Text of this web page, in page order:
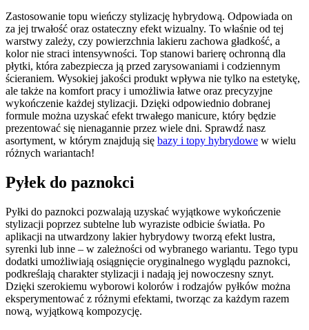
Zastosowanie topu wieńczy stylizację hybrydową. Odpowiada on
za jej trwałość oraz ostateczny efekt wizualny. To właśnie od tej
warstwy zależy, czy powierzchnia lakieru zachowa gładkość, a
kolor nie straci intensywności. Top stanowi barierę ochronną dla
płytki, która zabezpiecza ją przed zarysowaniami i codziennym
ścieraniem. Wysokiej jakości produkt wpływa nie tylko na estetykę,
ale także na komfort pracy i umożliwia łatwe oraz precyzyjne
wykończenie każdej stylizacji. Dzięki odpowiednio dobranej
formule można uzyskać efekt trwałego manicure, który będzie
prezentować się nienagannie przez wiele dni. Sprawdź nasz
asortyment, w którym znajdują się bazy i topy hybrydowe w wielu
różnych wariantach!
Pyłek do paznokci
Pyłki do paznokci pozwalają uzyskać wyjątkowe wykończenie
stylizacji poprzez subtelne lub wyraziste odbicie światła. Po
aplikacji na utwardzony lakier hybrydowy tworzą efekt lustra,
syrenki lub inne – w zależności od wybranego wariantu. Tego typu
dodatki umożliwiają osiągnięcie oryginalnego wyglądu paznokci,
podkreślają charakter stylizacji i nadają jej nowoczesny sznyt.
Dzięki szerokiemu wyborowi kolorów i rodzajów pyłków można
eksperymentować z różnymi efektami, tworząc za każdym razem
nową, wyjątkową kompozycję.